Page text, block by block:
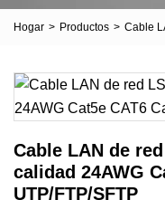
Hogar > Productos > Cable
Cable LAN de
calidad 24AWG
UTP/FTP/SFTP